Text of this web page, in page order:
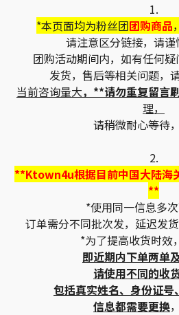
1.
*本页面均为粉丝团团购商品
请注意区分链接，请谨
团购活动期间内，如有任何疑
发货，售后等相关问题，
当前咨询量大，**请勿重复留言
理，
请稍微耐心等待
2.
**Ktown4u根据目前中国大陆海
**
*使用同一信息多次
订单需分不同批次发，延迟发
*为了提高收货时效
即近期内下单两单
请使用不同的收
包括真实姓名、身份证号
信息都需要更换